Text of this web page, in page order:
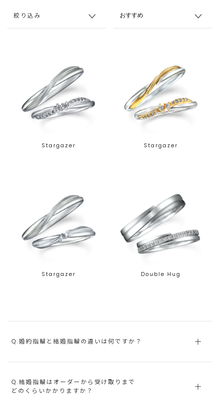
絞り込み
Stargazer Stargazer
Stargazer Double Hug
Q.婚約指輪と結婚指輪の違いは何ですか？
Q.結婚指輪はオーダーから受け取りまで
どのくらいかかりますか？